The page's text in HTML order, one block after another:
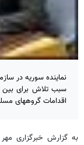
نماینده سوریه در
سبب تلاش برای بین
اقدامات گروههای
به گزارش خبرگزاری